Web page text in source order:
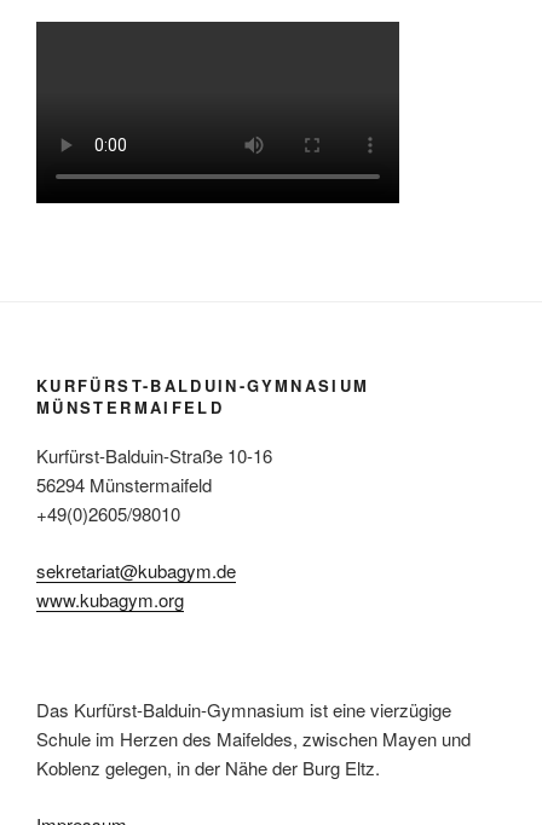
KURFÜRST-BALDUIN-GYMNASIUM
MÜNSTERMAIFELD
Kurfürst-Balduin-Straße 10-16
56294 Münstermaifeld
+49(0)2605/98010
sekretariat@kubagym.de
www.kubagym.org
Das Kurfürst-Balduin-Gymnasium ist eine vierzügige
Schule im Herzen des Maifeldes, zwischen Mayen und
Koblenz gelegen, in der Nähe der Burg Eltz.